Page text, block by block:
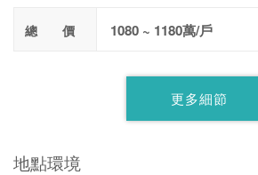
總 價 1080 ~ 1180萬/戶
更多細節
地點環境